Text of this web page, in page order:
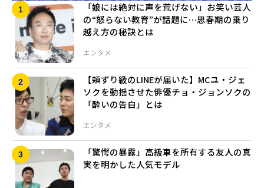
エンタメ
「娘には絶対に声を荒げない」お笑い芸人
の“怒らない教育”が話題に…思春期の乗り
越え方の秘訣とは
エンタメ
【頬ずり級のLINEが届いた】MCユ・ジェ
ソクを動揺させた俳優チョ・ジョンソクの
「酔いの告白」とは
「驚愕の暴露」高級車を所有する友人の真
実を明かした人気モデル